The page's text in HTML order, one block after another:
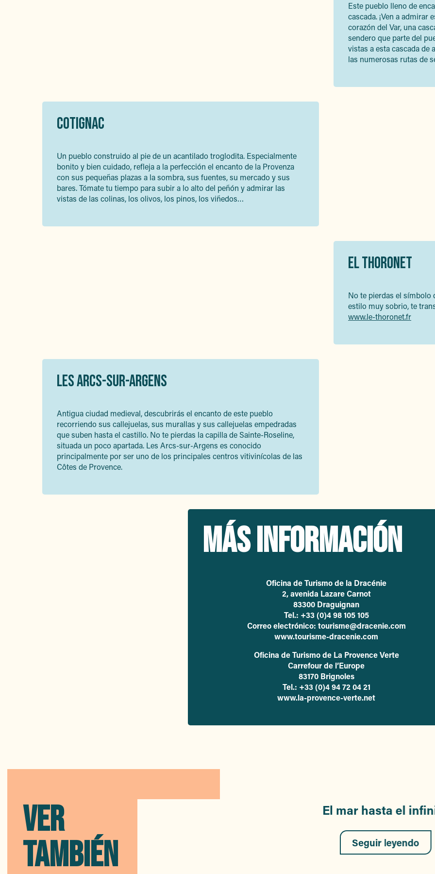
Este pueblo lleno de
cascada. ¡Ven a admirar
corazón del Var, una
sendero que parte del
vistas a esta cascada de
las numerosas rutas de
COTIGNAC
Un pueblo construido al pie de un acantilado troglodita. Especialmente
bonito y bien cuidado, refleja a la perfección el encanto de la Provenza
con sus pequeñas plazas a la sombra, sus fuentes, su mercado y sus
bares. Tómate tu tiempo para subir a lo alto del peñón y admirar las
vistas de las colinas, los olivos, los pinos, los viñedos…
EL THORONET
No te pierdas el símbolo
estilo muy sobrio, te
www.le-thoronet.fr
LES ARCS-SUR-ARGENS
Antigua ciudad medieval, descubrirás el encanto de este pueblo
recorriendo sus callejuelas, sus murallas y sus callejuelas empedradas
que suben hasta el castillo. No te pierdas la capilla de Sainte-Roseline,
situada un poco apartada. Les Arcs-sur-Argens es conocido
principalmente por ser uno de los principales centros vitivinícolas de las
Côtes de Provence.
MÁS INFORMACIÓN
Oficina de Turismo de la Dracénie
2, avenida Lazare Carnot
83300 Draguignan
Tel.: +33 (0)4 98 105 105
Correo electrónico: tourisme@dracenie.com
www.tourisme-dracenie.com
Oficina de Turismo de La Provence Verte
Carrefour de l’Europe
83170 Brignoles
Tel.: +33 (0)4 94 72 04 21
www.la-provence-verte.net
VER
TAMBIÉN
El mar hasta el
Seguir leyendo